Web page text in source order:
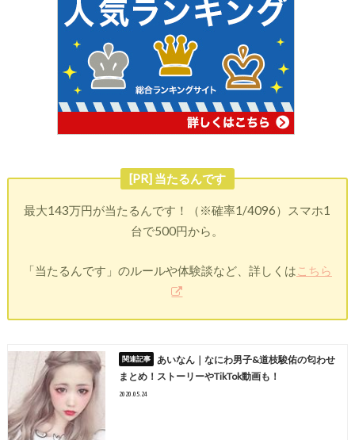
[PR] 当たるんです
最大143万円が当たるんです！（※確率1/4096）スマホ1
台で500円から。
「当たるんです」のルールや体験談など、詳しくは こちら
あいなん｜なにわ男子&道枝駿佑の匂わせ
まとめ！ストーリーやTikTok動画も！
2020.05.24